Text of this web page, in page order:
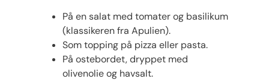
På en salat med tomater og basilikum
(klassikeren fra Apulien).
Som topping på pizza eller pasta.
På ostebordet, dryppet med
olivenolie og havsalt.